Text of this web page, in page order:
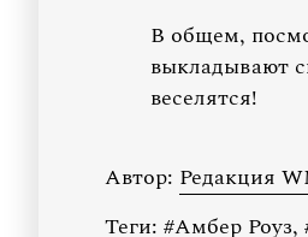
В общем,
выкладывают
веселятся!
Автор: Редакция
Теги: #Амбер Роуз,